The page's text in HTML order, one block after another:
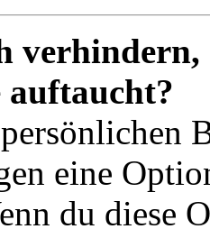
verhindern,
eine
du diese